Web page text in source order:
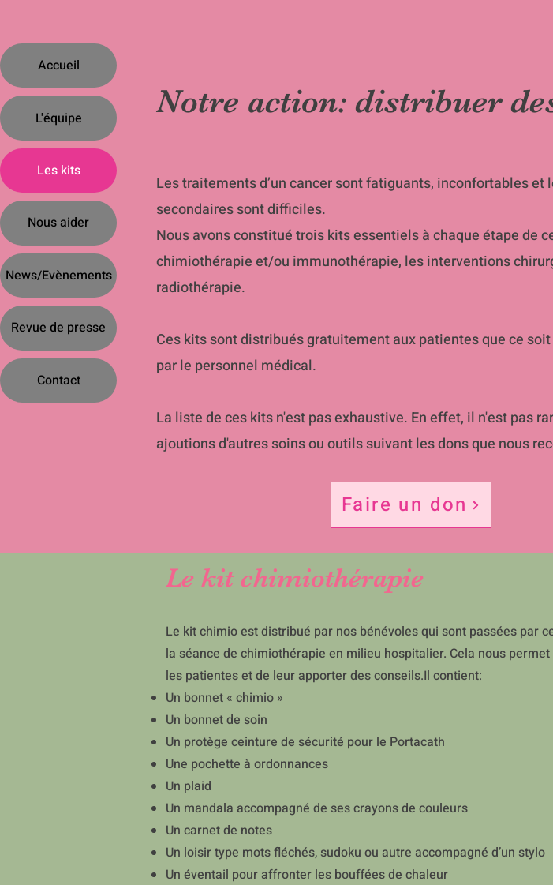
Accueil
L'équipe
Les kits
Nous aider
News/Evènements
Revue de presse
Contact
Notre action: distribuer
Les traitements d’un cancer sont fatiguants, inconfortables et
secondaires sont difficiles.
Nous avons constitué trois kits essentiels à chaque étape de
chimiothérapie et/ou immunothérapie, les interventions
radiothérapie.
Ces kits sont distribués gratuitement aux patientes que ce
par le personnel médical.
La liste de ces kits n'est pas exhaustive. En effet, il n'est pas
ajoutions d'autres soins ou outils suivant les dons que nous
Faire un don
Le kit chimiothérapie
Le kit chimio est distribué par nos bénévoles qui sont passées par
la séance de chimiothérapie en milieu hospitalier. Cela nous
les patientes et de leur apporter des conseils.Il contient:
Un bonnet « chimio »
Un bonnet de soin
Un protège ceinture de sécurité pour le Portacath
Une pochette à ordonnances
Un plaid
Un mandala accompagné de ses crayons de couleurs
Un carnet de notes
Un loisir type mots fléchés, sudoku ou autre accompagné d’un stylo
Un éventail pour affronter les bouffées de chaleur